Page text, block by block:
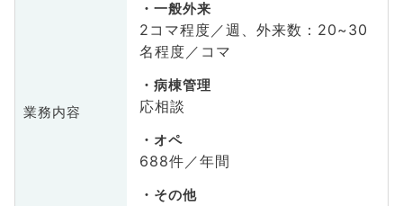
業務内容
一般外来
2コマ程度／週、外来数：20~30
名程度／コマ
病棟管理
応相談
オペ
688件／年間
その他